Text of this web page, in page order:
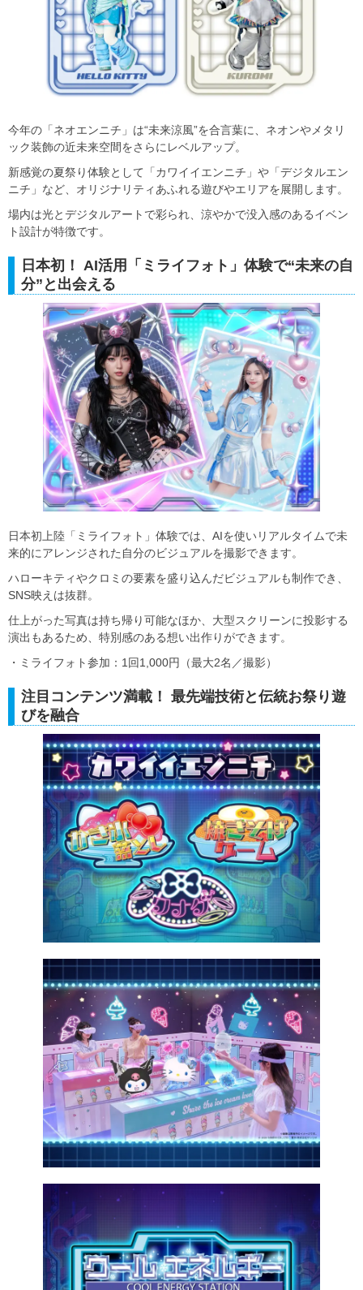
今年の「ネオエンニチ」は“未来涼風”を合言葉に、ネオンやメタリ
ック装飾の近未来空間をさらにレベルアップ。
新感覚の夏祭り体験として「カワイイエンニチ」や「デジタルエン
ニチ」など、オリジナリティあふれる遊びやエリアを展開します。
場内は光とデジタルアートで彩られ、涼やかで没入感のあるイベン
ト設計が特徴です。
日本初！ AI活用「ミライフォト」体験で“未来の自
分”と出会える
日本初上陸「ミライフォト」体験では、AIを使いリアルタイムで未
来的にアレンジされた自分のビジュアルを撮影できます。
ハローキティやクロミの要素を盛り込んだビジュアルも制作でき、
SNS映えは抜群。
仕上がった写真は持ち帰り可能なほか、大型スクリーンに投影する
演出もあるため、特別感のある想い出作りができます。
・ミライフォト参加：1回1,000円（最大2名／撮影）
注目コンテンツ満載！ 最先端技術と伝統お祭り遊
びを融合